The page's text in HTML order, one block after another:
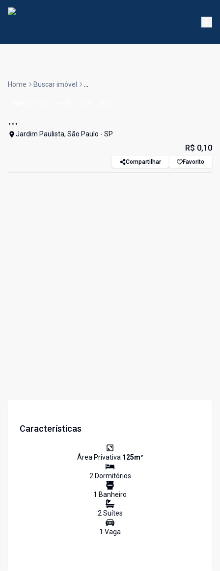
Home Buscar imóvel ...
...
Jardim Paulista, São Paulo - SP
R$ 0,10
Compartilhar Favorito
Características
Área Privativa 125m²
2Dormitórios
1 Banheiro
2Suítes
1 Vaga